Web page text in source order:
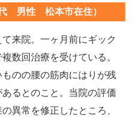
男性 松本市在住）
来院。一ヶ月前にギック
数回治療を受けている。
のの腰の筋肉にはりが残
るとのこと。当院の評価
異常を修正したところ、